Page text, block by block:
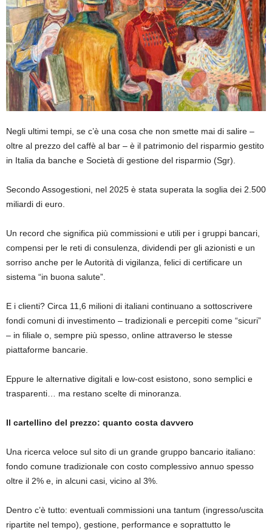
Negli ultimi tempi, se c’è una cosa che non smette mai di salire –
oltre al prezzo del caffè al bar – è il patrimonio del risparmio gestito
in Italia da banche e Società di gestione del risparmio (Sgr).
Secondo Assogestioni, nel 2025 è stata superata la soglia dei 2.500
miliardi di euro.
Un record che significa più commissioni e utili per i gruppi bancari,
compensi per le reti di consulenza, dividendi per gli azionisti e un
sorriso anche per le Autorità di vigilanza, felici di certificare un
sistema “in buona salute”.
E i clienti? Circa 11,6 milioni di italiani continuano a sottoscrivere
fondi comuni di investimento – tradizionali e percepiti come “sicuri”
– in filiale o, sempre più spesso, online attraverso le stesse
piattaforme bancarie.
Eppure le alternative digitali e low-cost esistono, sono semplici e
trasparenti… ma restano scelte di minoranza.
Il cartellino del prezzo: quanto costa davvero
Una ricerca veloce sul sito di un grande gruppo bancario italiano:
fondo comune tradizionale con costo complessivo annuo spesso
oltre il 2% e, in alcuni casi, vicino al 3%.
Dentro c’è tutto: eventuali commissioni una tantum (ingresso/uscita
ripartite nel tempo), gestione, performance e soprattutto le